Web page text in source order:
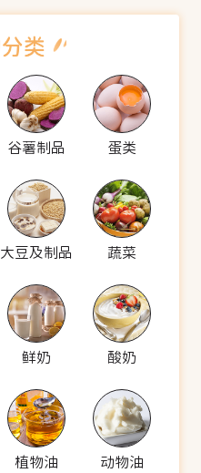
谷薯制品 蛋类
大豆及制品 蔬菜
鲜奶 酸奶
植物油 动物油